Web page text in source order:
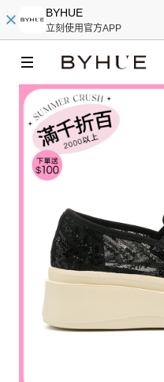
BYHUE
立刻使用官方APP